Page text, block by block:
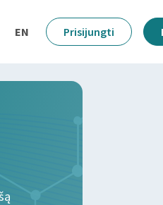
EN Prisijungti